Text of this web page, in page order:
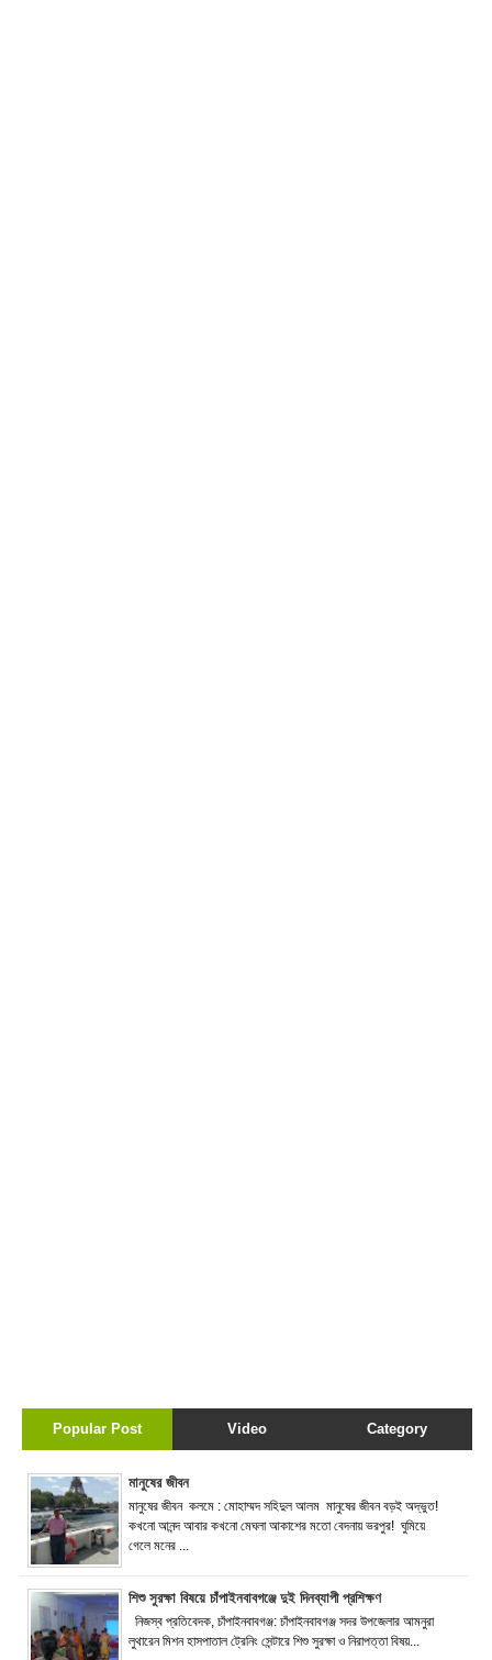
Popular Post Video Category
মানুষের জীবন
মানুষের জীবন কলমে : মোহাম্মদ সহিদুল আলম মানুষের জীবন বড়ই অদ্ভুত!
কখনো আনন্দ আবার কখনো মেঘলা আকাশের মতো বেদনায় ভরপুর! ঘুমিয়ে
গেলে মনের ...
শিশু সুরক্ষা বিষয়ে চাঁপাইনবাবগঞ্জে দুই দিনব্যাপী প্রশিক্ষণ
নিজস্ব প্রতিবেদক, চাঁপাইনবাবগঞ্জ: চাঁপাইনবাবগঞ্জ সদর উপজেলার আমনুরা
লুথারেন মিশন হাসপাতাল ট্রেনিং সেন্টারে শিশু সুরক্ষা ও নিরাপত্তা বিষয়...